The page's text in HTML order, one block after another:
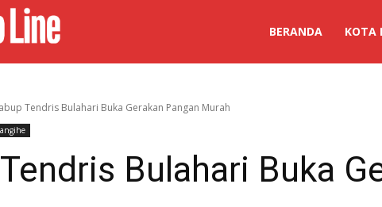
BERANDA KOTA
Tendris Bulahari Buka Gerakan Pangan Murah
Bulahari Buka